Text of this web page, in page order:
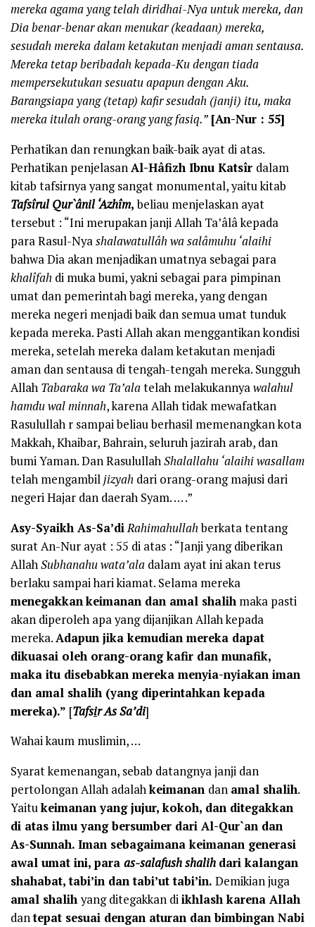
mereka agama yang telah diridhai-Nya untuk mereka, dan
Dia benar-benar akan menukar (keadaan) mereka,
sesudah mereka dalam ketakutan menjadi aman sentausa.
Mereka tetap beribadah kepada-Ku dengan tiada
mempersekutukan sesuatu apapun dengan Aku.
Barangsiapa yang (tetap) kafir sesudah (janji) itu, maka
mereka itulah orang-orang yang fasiq.” [An-Nur : 55]
Perhatikan dan renungkan baik-baik ayat di atas.
Perhatikan penjelasanAl-Hâfizh Ibnu Katsîr dalam
kitab tafsirnya yang sangat monumental, yaitu kitab
Tafsîrul Qur`ânil ‘Azhîm,beliau menjelaskan ayat
tersebut : “Ini merupakan janji Allah Ta’âlâ kepada
para Rasul-Nyashalawatullâh wa salâmuhu ‘alaihi
bahwa Dia akan menjadikan umatnya sebagai para
khalîfah di muka bumi, yakni sebagai para pimpinan
umat dan pemerintah bagi mereka, yang dengan
mereka negeri menjadi baik dan semua umat tunduk
kepada mereka. Pasti Allah akan menggantikan kondisi
mereka, setelah mereka dalam ketakutan menjadi
aman dan sentausa di tengah-tengah mereka. Sungguh
Allah Tabaraka wa Ta’alatelah melakukannyawalahul
hamdu wal minnah, karena Allah tidak mewafatkan
Rasulullah r sampai beliau berhasil memenangkan kota
Makkah, Khaibar, Bahrain, seluruh jazirah arab, dan
bumi Yaman. Dan RasulullahShalallahu ‘alaihi wasallam
telah mengambiljizyah dari orang-orang majusi dari
negeri Hajar dan daerah Syam. … .”
Asy-Syaikh As-Sa’diRahimahullahberkata tentang
surat An-Nur ayat : 55 di atas : “Janji yang diberikan
AllahSubhanahu wata’ala dalam ayat ini akan terus
berlaku sampai hari kiamat. Selama mereka
menegakkankeimanan dan amal shalih maka pasti
akan diperoleh apa yang dijanjikan Allah kepada
mereka.Adapun jika kemudian mereka dapat
dikuasai oleh orang-orang kafir dan munafik,
maka itu disebabkan mereka menyia-nyiakan iman
dan amal shalih (yang diperintahkan kepada
mereka).” [Tafsir As Sa’di]
Wahai kaum muslimin, …
Syarat kemenangan, sebab datangnya janji dan
pertolongan Allah adalahkeimanan dan amal shalih.
Yaitukeimanan yang jujur, kokoh, dan ditegakkan
di atas ilmu yang bersumber dari Al-Qur`an dan
As-Sunnah. Iman sebagaimana keimanan generasi
awal umat ini, para as-salafush shalih dari kalangan
shahabat, tabi’in dan tabi’ut tabi’in. Demikian juga
amal shalihyang ditegakkan diikhlash karena Allah
dantepat sesuai dengan aturan dan bimbingan Nabi